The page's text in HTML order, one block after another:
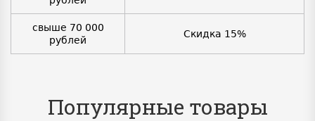
свыше 70 000
рублей
Скидка 15%
Популярные товары